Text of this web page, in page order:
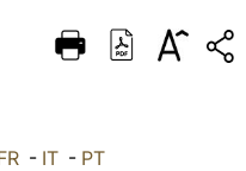
DEUTSCH
العربيّة - IT - PT